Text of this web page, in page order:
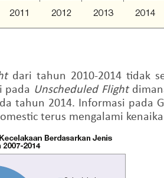
dari tahun 2010-2014 tidak
pada Unscheduled Flight
tahun 2014. Informasi pada
terus mengalami